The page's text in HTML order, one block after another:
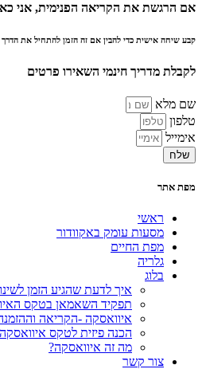
אם הרגשת את הקריאה הפנימית, אני
קבע שיחה אישית כדי להבין אם זה הזמן להתחיל את הדרך
לקבלת מדריך חינמי השאירו פרטים
שם מלא
טלפון
אימייל
שלח
מפת אתר
ראשי
מסעות עומק באקוודור
מפת החיים
גלריה
בלוג
איך לדעת שהגיע הזמן
תפקיד השאמאן בטקס
איוואסקה -הקריאה
הכנה פיזית לטקס
מה זה איוואסקה?
צור קשר